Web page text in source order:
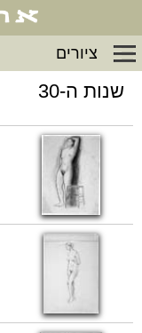
ציורים
שנות ה-30